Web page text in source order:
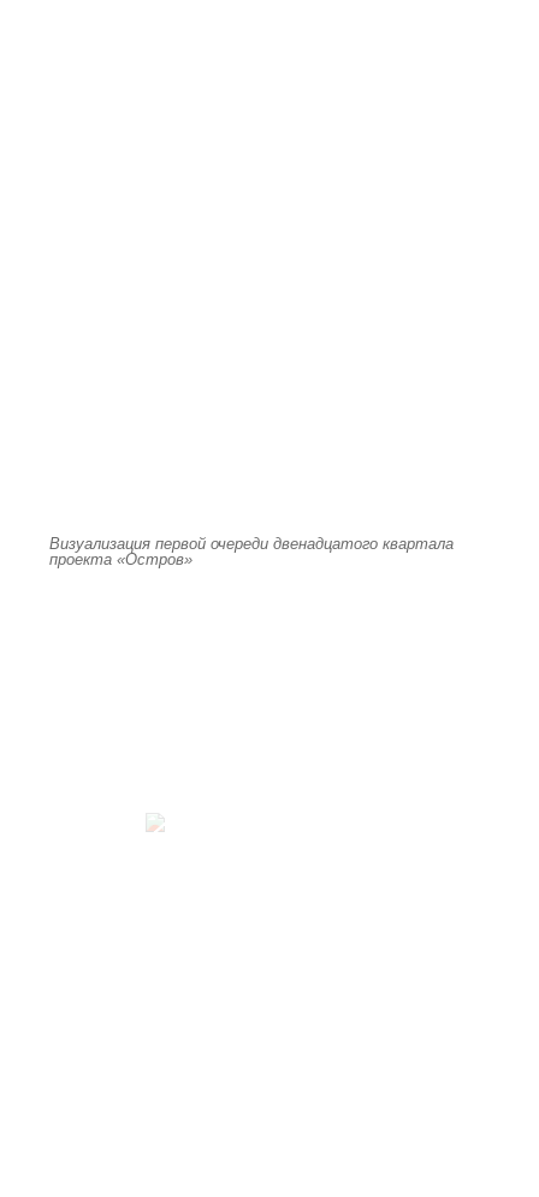
Визуализация первой очереди двенадцатого квартала
проекта «Остров»